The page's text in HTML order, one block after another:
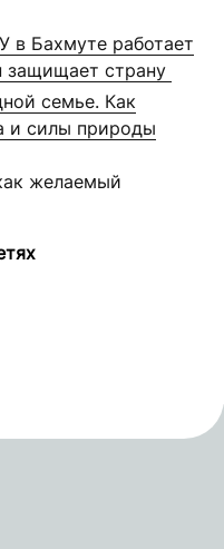
в Бахмуте работает
защищает страну
семье. Как
и силы природы
желаемый